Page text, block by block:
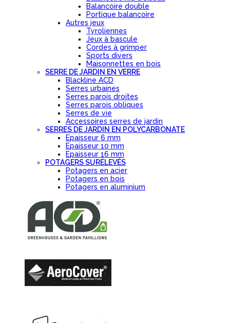
Balancoire double
Portique balancoire
Autres jeux
Tyroliennes
Jeux à bascule
Cordes à grimper
Sports divers
Maisonnettes en bois
SERRE DE JARDIN EN VERRE
Blackline ACD
Serres urbaines
Serres parois droites
Serres parois obliques
Serres de vie
Accessoires serres de jardin
SERRES DE JARDIN EN POLYCARBONATE
Epaisseur 6 mm
Epaisseur 10 mm
Epaisseur 16 mm
POTAGERS SURÉLEVÉS
Potagers en acier
Potagers en bois
Potagers en aluminium